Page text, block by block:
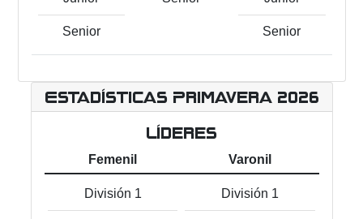
Senior Senior
Estadísticas Primavera 2026
Líderes
Femenil Varonil
División 1 División 1